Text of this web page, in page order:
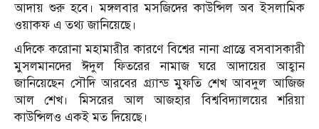
আদায় শুরু হবে। মঙ্গলবার মসজিদের কাউন্সিল অব ইসলামিক
ওয়াকফ এ তথ্য জানিয়েছে।
এদিকে করোনা মহামারীর কারণে বিশ্বের নানা প্রান্তে বসবাসকারী
মুসলমানদের ঈদুল ফিতরের নামাজ ঘরে আদায়ের আহ্বান
জানিয়েছেন সৌদি আরবের গ্র্যান্ড মুফতি শেখ আবদুল আজিজ
আল শেখ। মিসরের আল আজহার বিশ্ববিদ্যালয়ের শরিয়া
কাউন্সিলও একই মত দিয়েছে।